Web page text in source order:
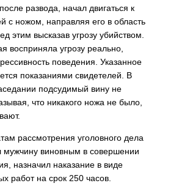
развода, начал двигаться к
с ножом, направляя его в область
этим высказав угрозу убийством.
восприняла угрозу реально,
поведения. Указанное
показаниями свидетелей. В
подсудимый вину не
что никакого ножа не было,
рассмотрения уголовного дела
мужчину виновным в совершении
назначил наказание в виде
работ на срок 250 часов.